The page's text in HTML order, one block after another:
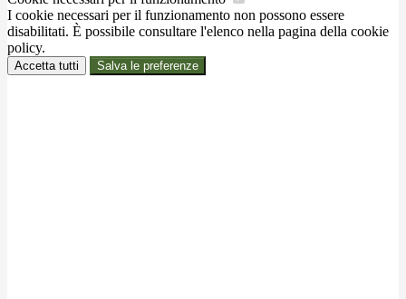
I cookie necessari per il funzionamento non possono essere
disabilitati. È possibile consultare l'elenco nella pagina della cookie
policy.
Accetta tutti Salva le preferenze